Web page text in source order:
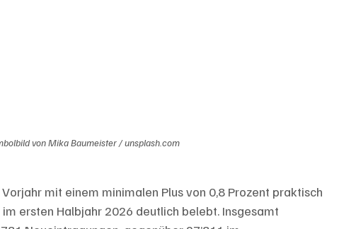
von Mika Baumeister / unsplash.com
mit einem minimalen Plus von 0,8 Prozent praktisch
ersten Halbjahr 2026 deutlich belebt. Insgesamt